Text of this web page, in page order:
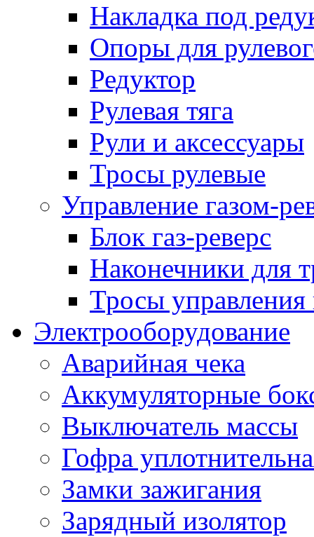
Накладка под
Опоры для
Редуктор
Рулевая тяга
Рули и аксессуары
Тросы рулевые
Управление газом-
Блок газ-реверс
Наконечники для
Тросы управления
Электрооборудование
Аварийная чека
Аккумуляторные
Выключатель массы
Гофра
Замки зажигания
Зарядный изолятор